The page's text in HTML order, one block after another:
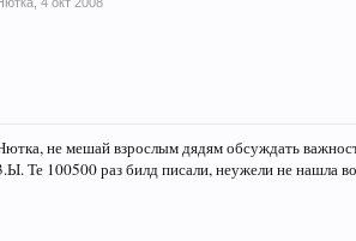
не мешай взрослым дядям обсуждать
Те 100500 раз билд писали, неужели не нашла